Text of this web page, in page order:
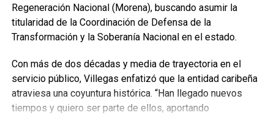
Recibe las noticias al instante
Regeneración Nacional (Morena), buscando asumir la
titularidad de la Coordinación de Defensa de la
Transformación y la Soberanía Nacional en el estado.
Con más de dos décadas y media de trayectoria en el
servicio público, Villegas enfatizó que la entidad caribeña
atraviesa una coyuntura histórica. “Han llegado nuevos
tiempos y quiero ser parte de ellos, aportando